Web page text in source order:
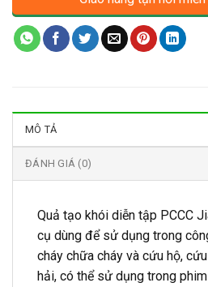
MÔ TẢ
ĐÁNH GIÁ (0)
Quả tạo khói diễn tập PCCC
cụ dùng để sử dụng trong
cháy chữa cháy và cứu hộ,
hải, có thể sử dụng trong